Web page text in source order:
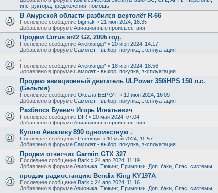
инструктора, предложения, помощь
В Амурской области разбился вертолёт R-66
Последнее сообщение bigmak « 21 июн 2024, 16:35
Добавлено в форуме Авиационные происшествия
Продам Cirrus sr22 G2, 2006 год.
Последнее сообщение Александр* « 20 июн 2024, 14:17
Добавлено в форуме Самолет - выбор, покупка, эксплуатация
.
Последнее сообщение Александр* « 18 июн 2024, 18:56
Добавлено в форуме Самолет - выбор, покупка, эксплуатация
Продаю авиационный двигатель ULPower 350iHPS 150 л.с.
(Бельгия)
Последнее сообщение Оксана БЕРКУТ « 10 июн 2024, 16:09
Добавлено в форуме Самолет - выбор, покупка, эксплуатация
Разбился Буевич Игорь Игнатьевич
Последнее сообщение DIR « 20 май 2024, 07:04
Добавлено в форуме Авиационные происшествия
Куплю Авиатику 890 одноместную .
Последнее сообщение Снеговик « 10 май 2024, 10:57
Добавлено в форуме Самолет - выбор, покупка, эксплуатация
Продам ответчик Garmin GTX 327
Последнее сообщение Bark « 24 апр 2024, 11:19
Добавлено в форуме Авионика, Тюнинг, Примочки, Доп. баки, Спас. системы
продам радиостанцию Bendix King KY197A
Последнее сообщение Bark « 24 апр 2024, 11:16
Добавлено в форуме Авионика, Тюнинг, Примочки, Доп. баки, Спас. системы